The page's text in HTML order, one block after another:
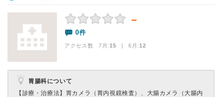
－
0件
アクセス数 7月:15 | 6月:12
胃腸科について
【診療・治療法】 胃カメラ（胃内視鏡検査）、大腸カメラ（大腸内